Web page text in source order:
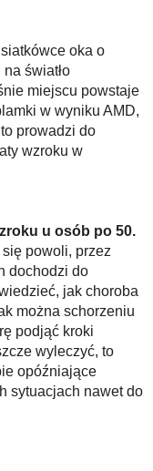
oka o
światło
miejscu powstaje
w wyniku AMD,
prowadzi do
wzroku w
u osób po 50.
powoli, przez
dochodzi do
jak choroba
można schorzeniu
podjąć kroki
wyleczyć, to
opóźniające
sytuacjach nawet do